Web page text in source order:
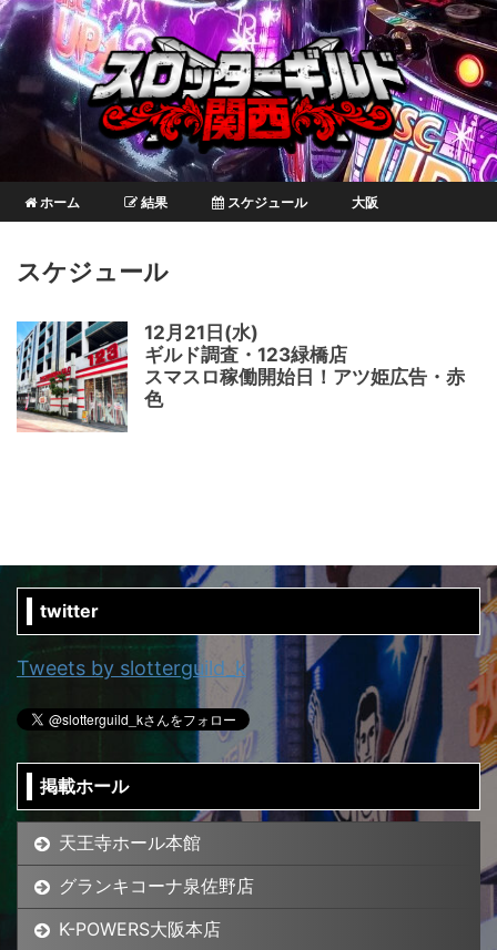
ホーム 結果 スケジュール 大阪
スケジュール
12月21日(水)
ギルド調査・123緑橋店
スマスロ稼働開始日！アツ姫広告・赤
色
twitter
Tweets by slotterguild_k
掲載ホール
天王寺ホール本館
グランキコーナ泉佐野店
K-POWERS大阪本店